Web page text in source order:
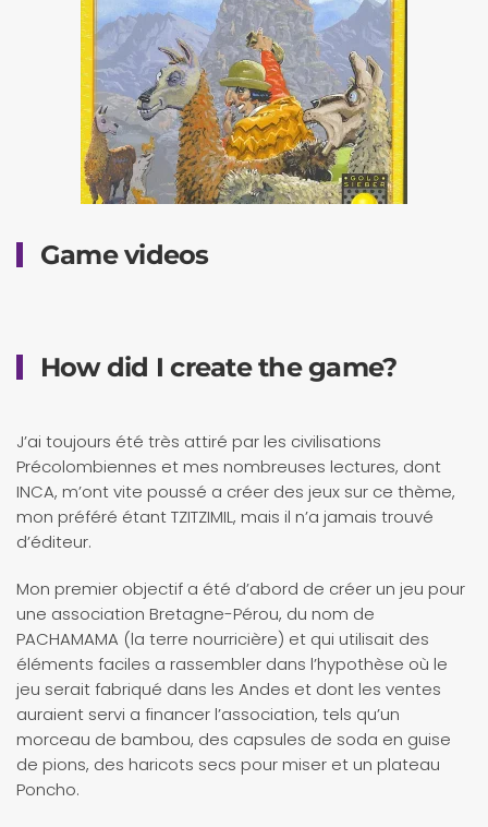
Game videos
How did I create the game?
J’ai toujours été très attiré par les civilisations
Précolombiennes et mes nombreuses lectures, dont
INCA, m’ont vite poussé a créer des jeux sur ce thème,
mon préféré étant TZITZIMIL, mais il n’a jamais trouvé
d’éditeur.
Mon premier objectif a été d’abord de créer un jeu pour
une association Bretagne-Pérou, du nom de
PACHAMAMA (la terre nourricière) et qui utilisait des
éléments faciles a rassembler dans l’hypothèse où le
jeu serait fabriqué dans les Andes et dont les ventes
auraient servi a financer l’association, tels qu’un
morceau de bambou, des capsules de soda en guise
de pions, des haricots secs pour miser et un plateau
Poncho.